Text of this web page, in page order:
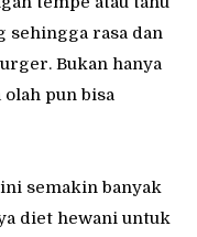
sehingga rasa dan
Bukan hanya
pun bisa
semakin banyak
diet hewani untuk